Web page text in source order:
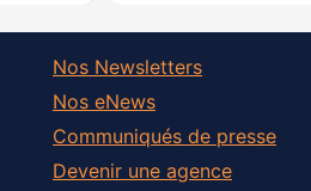
Nos Newsletters
Nos eNews
Communiqués de presse
Devenir une agence